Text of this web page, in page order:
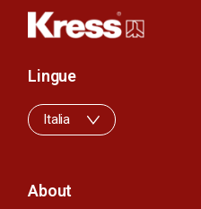
About
Lingue
Italia